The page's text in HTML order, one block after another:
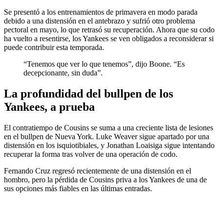
Se presentó a los entrenamientos de primavera en modo parada
debido a una distensión en el antebrazo y sufrió otro problema
pectoral en mayo, lo que retrasó su recuperación. Ahora que su codo
ha vuelto a resentirse, los Yankees se ven obligados a reconsiderar si
puede contribuir esta temporada.
“Tenemos que ver lo que tenemos”, dijo Boone. “Es
decepcionante, sin duda”.
La profundidad del bullpen de los
Yankees, a prueba
El contratiempo de Cousins se suma a una creciente lista de lesiones
en el bullpen de Nueva York. Luke Weaver sigue apartado por una
distensión en los isquiotibiales, y Jonathan Loaisiga sigue intentando
recuperar la forma tras volver de una operación de codo.
Fernando Cruz regresó recientemente de una distensión en el
hombro, pero la pérdida de Cousins priva a los Yankees de una de
sus opciones más fiables en las últimas entradas.